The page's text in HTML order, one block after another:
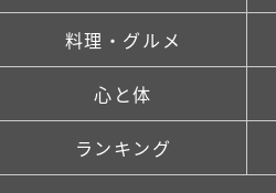
料理・グルメ
心と体
ランキング